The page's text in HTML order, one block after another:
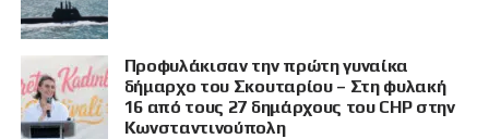
Προφυλάκισαν την πρώτη γυναίκα
δήμαρχο του Σκουταρίου – Στη φυλακή
16 από τους 27 δημάρχους του CHP στην
Κωνσταντινούπολη